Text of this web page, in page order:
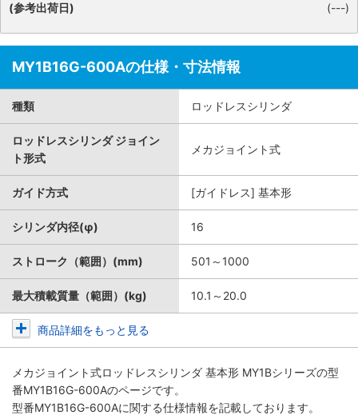
(参考出荷日)
(---)
MY1B16G-600Aの仕様・寸法情報
種類 ロッドレスシリンダ
ロッドレスシリンダ ジョイン
ト形式
メカジョイント式
ガイド方式 [ガイドレス] 基本形
シリンダ内径(φ) 16
ストローク（範囲）(mm) 501～1000
最大積載質量（範囲）(kg) 10.1～20.0
商品詳細をもっと見る
メカジョイント式ロッドレスシリンダ 基本形 MY1Bシリーズの型
番MY1B16G-600Aのページです。
型番MY1B16G-600Aに関する仕様情報を記載しております。